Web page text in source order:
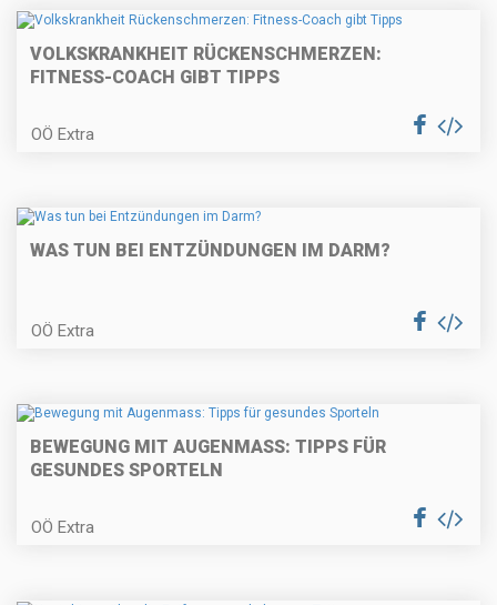
VOLKSKRANKHEIT RÜCKENSCHMERZEN:
FITNESS-COACH GIBT TIPPS
OÖ Extra
WAS TUN BEI ENTZÜNDUNGEN IM DARM?
OÖ Extra
BEWEGUNG MIT AUGENMASS: TIPPS FÜR
GESUNDES SPORTELN
OÖ Extra